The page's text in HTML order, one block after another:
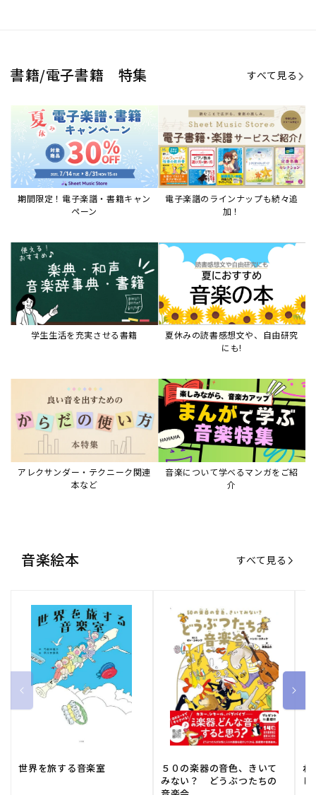
書籍/電子書籍 特集 すべて見る
期間限定！電子楽譜・書籍キャン
ペーン
電子楽譜のラインナップも続々追
加！
学生生活を充実させる書籍
夏休みの読書感想文や、自由研究
にも!
アレクサンダー・テクニーク関連
本など
音楽について学べるマンガをご紹
介
音楽絵本 すべて見る
世界を旅する音楽室
５０の楽器の音色、きいて
みない？ どうぶつたちの
ね